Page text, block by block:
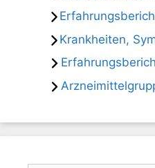
Krankheiten,